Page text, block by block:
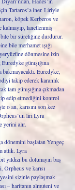
Tartaros’a iner. Liriyle
köpek Kerberos ve
kalmayıp, lanetlenmiş
bir süreliğine durdurur.
bile merhamet ışığı
dönmesine izin
günışığına
bakmayacaktı. Euredyke,
takip ederek karanlık
tam günışığına çıkmadan
edip etmediğini kontrol
o an, karısını son kez
liri Lyra
yerini alır.
dönemini başlatan Yengeç
attık. Lyra
yıldızı bu dolunayın baş
ve karısı
sizinle paylaşmak
– haritanın almuteni ve